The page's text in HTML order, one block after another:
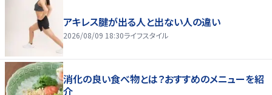
アキレス腱が出る人と出ない人の違い
2026/08/09 18:30ライフスタイル
消化の良い食べ物とは？おすすめのメニューを紹
介